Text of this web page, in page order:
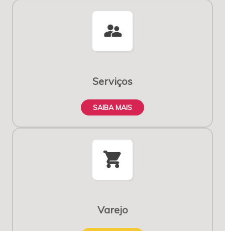
supervisor_account
Serviços
SAIBA MAIS
shopping_cart
Varejo